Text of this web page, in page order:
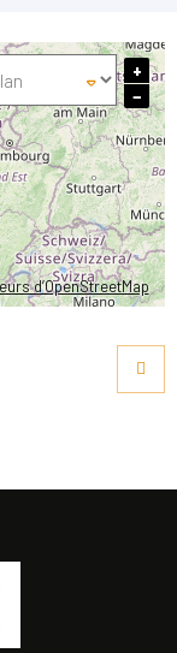
d’OpenStreetMap
+
−